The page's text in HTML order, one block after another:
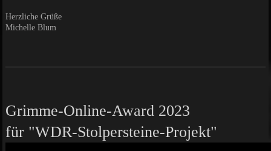
Herzliche Grüße
Michelle Blum
Grimme-Online-Award 2023
für "WDR-Stolpersteine-Projekt"